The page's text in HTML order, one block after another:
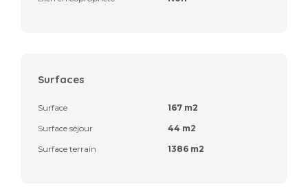
Surfaces
Surface
167 m2
Surface séjour
44 m2
Surface terrain
1386 m2